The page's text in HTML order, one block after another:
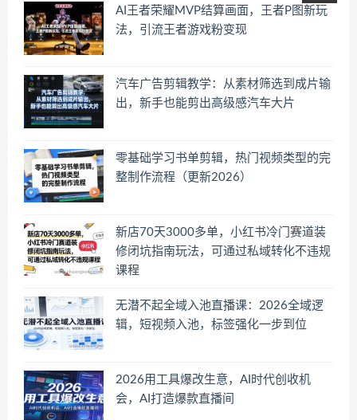
AI王者荣耀MVP结算画面，王者P图新玩
法，引流王者游戏粉变现
汽车广告剪辑教学：从素材筛选到成片输
出，新手也能剪出高级感汽车大片
零基础学习书单剪辑，热门视频类型的完
整制作流程（更新2026）
新店70天3000多单，小红书冷门赛道装
修闭坑指南玩法，可通过私域转化不违规
课程
无潜不起全域入池直播课：2026全域逻
辑，短视频入池，标签强化一步到位
2026用工具爆改生意，AI时代创收机
会，AI打造爆款直播间